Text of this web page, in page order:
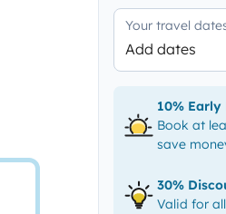
Your travel
Add dates
10%
Book at
save
30%
Valid for